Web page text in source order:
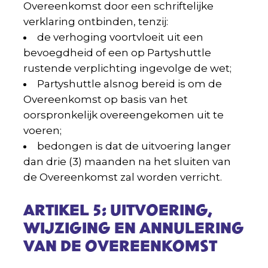
Overeenkomst door een schriftelijke
verklaring ontbinden, tenzij:
de verhoging voortvloeit uit een
bevoegdheid of een op Partyshuttle
rustende verplichting ingevolge de wet;
Partyshuttle alsnog bereid is om de
Overeenkomst op basis van het
oorspronkelijk overeengekomen uit te
voeren;
bedongen is dat de uitvoering langer
dan drie (3) maanden na het sluiten van
de Overeenkomst zal worden verricht.
ARTIKEL 5: UITVOERING,
WIJZIGING EN ANNULERING
VAN DE OVEREENKOMST